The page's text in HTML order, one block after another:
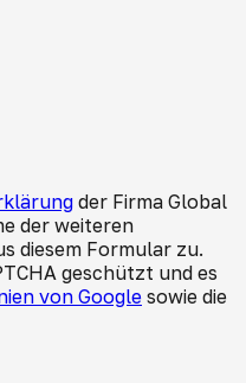
der Firma Global
der weiteren
diesem Formular zu.
geschützt und es
von Google sowie die